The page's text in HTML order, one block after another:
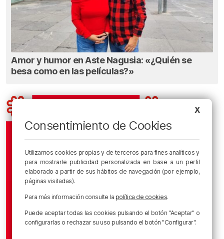
Amor y humor en Aste Nagusia: «¿Quién se
besa como en las películas?»
X
Consentimiento de Cookies
Utilizamos cookies propias y de terceros para fines analíticos y
para mostrarle publicidad personalizada en base a un perfil
elaborado a partir de sus hábitos de navegación (por ejemplo,
páginas visitadas).
Para más información consulte la política de cookies.
Puede aceptar todas las cookies pulsando el botón "Aceptar" o
configurarlas o rechazar su uso pulsando el botón "Configurar".